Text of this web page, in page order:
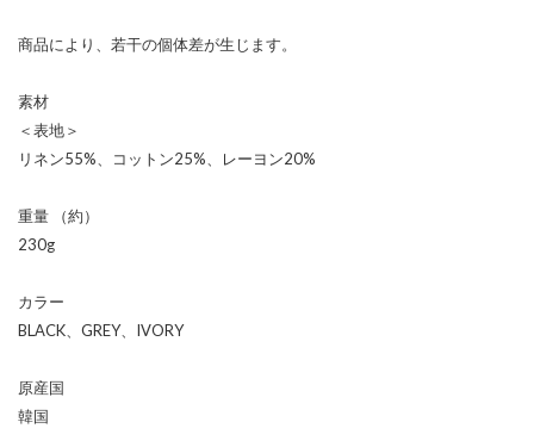
商品により、若干の個体差が生じます。
素材
＜表地＞
リネン55%、コットン25%、レーヨン20%
重量 （約）
230g
カラー
BLACK、GREY、IVORY
原産国
韓国